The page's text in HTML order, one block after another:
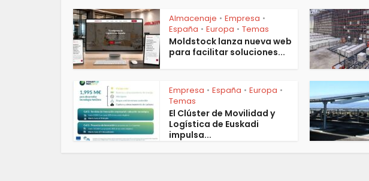
Almacenaje • Empresa •
España • Europa • Temas
Moldstock lanza nueva web
para facilitar soluciones...
Empresa • España • Europa •
Temas
El Clúster de Movilidad y
Logística de Euskadi
impulsa...